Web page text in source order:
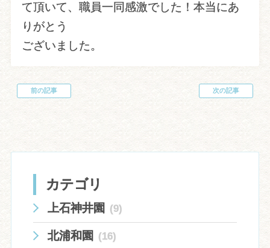
て頂いて、職員一同感激でした！本当にあ
りがとう
ございました。
投
前の記事 次の記事
カテゴリ
上石神井園 (9)
北浦和園 (16)